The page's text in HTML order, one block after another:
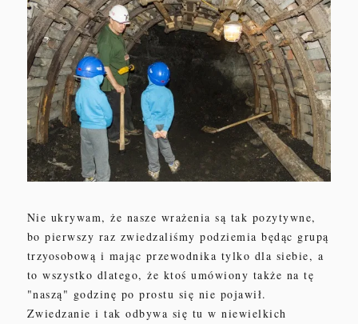
Nie ukrywam, że nasze wrażenia są tak pozytywne,
bo pierwszy raz zwiedzaliśmy podziemia będąc grupą
trzyosobową i mając przewodnika tylko dla siebie, a
to wszystko dlatego, że ktoś umówiony także na tę
"naszą" godzinę po prostu się nie pojawił.
Zwiedzanie i tak odbywa się tu w niewielkich